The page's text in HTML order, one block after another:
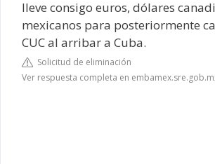
lleve consigo euros, dólares
mexicanos para posteriormente
CUC al arribar a Cuba.
Solicitud de eliminación
Ver respuesta completa en